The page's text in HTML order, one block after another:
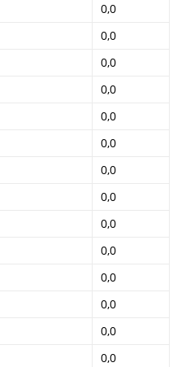
0,0
0,0
0,0
0,0
0,0
0,0
0,0
0,0
0,0
0,0
0,0
0,0
0,0
0,0